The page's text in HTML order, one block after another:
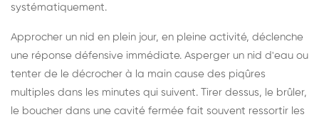
systématiquement.
Approcher un nid en plein jour, en pleine activité, déclenche
une réponse défensive immédiate. Asperger un nid d'eau ou
tenter de le décrocher à la main cause des piqûres
multiples dans les minutes qui suivent. Tirer dessus, le brûler,
le boucher dans une cavité fermée fait souvent ressortir les